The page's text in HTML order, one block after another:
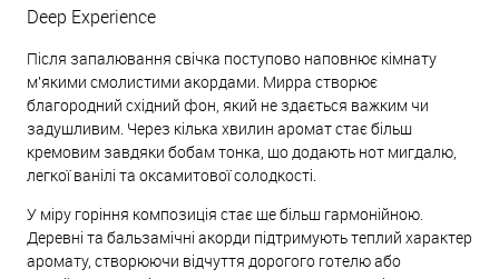
Deep Experience
Після запалювання свічка поступово наповнює кімнату
м'якими смолистими акордами. Мирра створює
благородний східний фон, який не здається важким чи
задушливим. Через кілька хвилин аромат стає більш
кремовим завдяки бобам тонка, що додають нот мигдалю,
легкої ванілі та оксамитової солодкості.
У міру горіння композиція стає ще більш гармонійною.
Деревні та бальзамічні акорди підтримують теплий характер
аромату, створюючи відчуття дорогого готелю або